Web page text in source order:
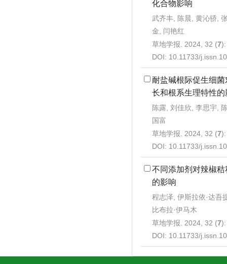
化合物影响
武齐丰, 陈晨, 黄沁骄,
金, 闫艳红
草地学报. 2024, 32 (7
DOI: 10.11733/
耐盐碱根际促生细
长和根系生理特性的
陈露, 刘佳欣, 李思宇,
国富
草地学报. 2024, 32 (7
DOI: 10.11733/
不同添加剂对辣椒
的影响
程志泽, 伊斯拉依·达吾
比布拉·伊马木
草地学报. 2024, 32 (7
DOI: 10.11733/